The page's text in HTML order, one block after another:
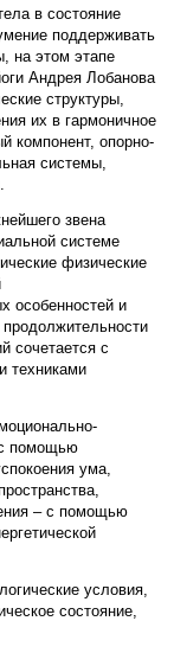
в состояние
поддерживать
на этом этапе
Андрея Лобанова
структуры,
их в гармоничное
компонент, опорно-
системы,
звена
системе
физические
особенностей и
сочетается с
техниками
с помощью
ума,
– с помощью
условия,
состояние,